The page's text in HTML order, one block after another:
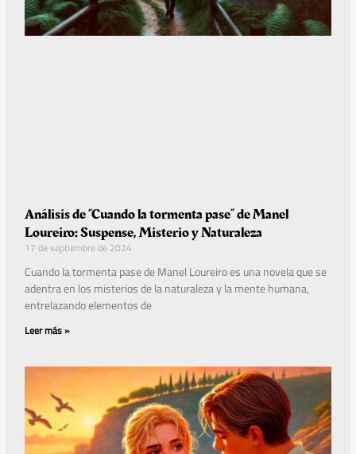
Análisis de “Cuando la tormenta pase” de Manel
Loureiro: Suspense, Misterio y Naturaleza
17 de septiembre de 2024
Cuando la tormenta pase de Manel Loureiro es una novela que se
adentra en los misterios de la naturaleza y la mente humana,
entrelazando elementos de
Leer más »